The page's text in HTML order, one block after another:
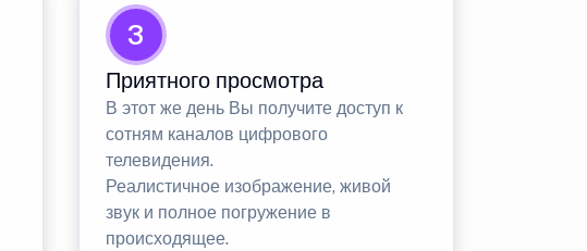
3
Приятного просмотра
В этот же день Вы получите доступ к
сотням каналов цифрового
телевидения.
Реалистичное изображение, живой
звук и полное погружение в
происходящее.